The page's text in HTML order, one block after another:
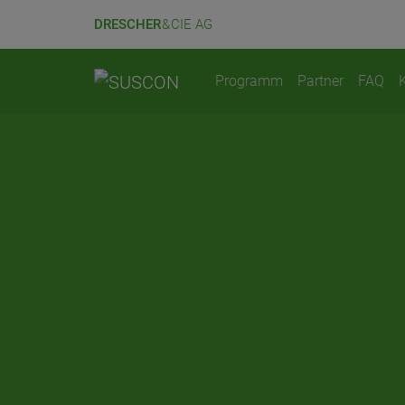
DRESCHER& CIE AG
Programm Partner FAQ